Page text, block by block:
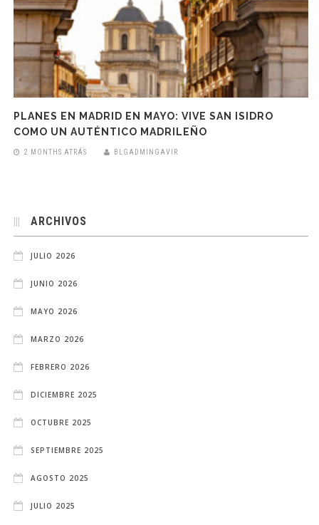
PLANES EN MADRID EN MAYO: VIVE SAN ISIDRO
COMO UN AUTÉNTICO MADRILEÑO
2 MONTHS ATRÁS BLGADMINGAVIR
ARCHIVOS
JULIO 2026
JUNIO 2026
MAYO 2026
MARZO 2026
FEBRERO 2026
DICIEMBRE 2025
OCTUBRE 2025
SEPTIEMBRE 2025
AGOSTO 2025
JULIO 2025